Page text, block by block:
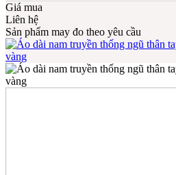
Giá mua
Liên hệ
Sản phẩm may đo theo yêu cầu